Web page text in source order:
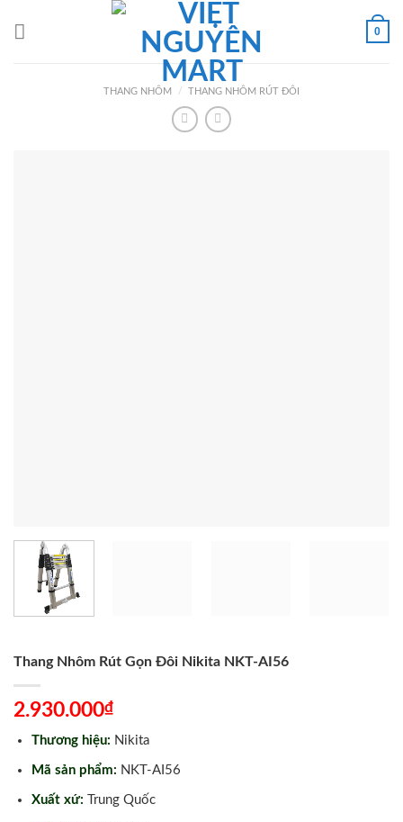
0
THANG NHÔM / THANG NHÔM RÚT ĐÔI
Thang Nhôm Rút Gọn Đôi Nikita NKT-AI56
2.930.000₫
Thương hiệu: Nikita
Mã sản phẩm: NKT-AI56
Xuất xứ: Trung Quốc